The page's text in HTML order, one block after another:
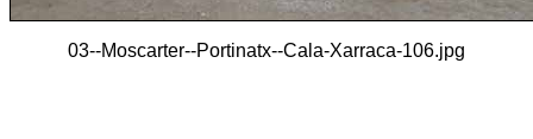
03--Moscarter--Portinatx--Cala-Xarraca-106.jpg